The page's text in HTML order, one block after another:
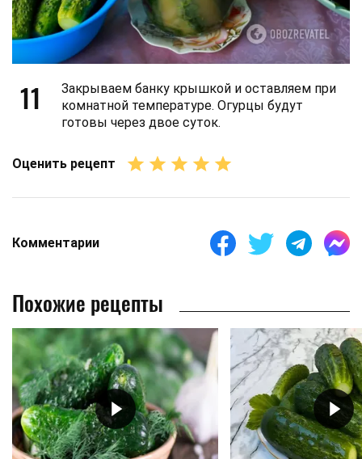
11
Закрываем банку крышкой и оставляем при
комнатной температуре. Огурцы будут
готовы через двое суток.
Оценить рецепт
Комментарии
Похожие рецепты